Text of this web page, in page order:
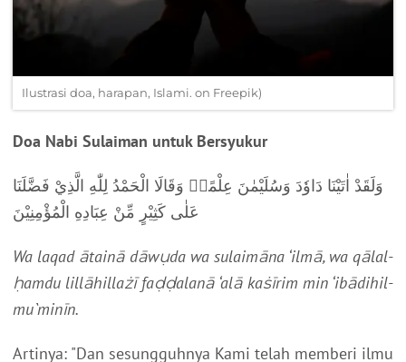
Ilustrasi doa, harapan, Islami. on Freepik)
Doa Nabi Sulaiman untuk Bersyukur
وَلَقَدْ اٰتَيْنَا دَاوٗدَ وَسُلَيْمٰنَ عِلْمًاۗ وَقَالَا الْحَمْدُ لِلّٰهِ الَّذِيْ فَضَّلَنَا
عَلٰى كَثِيْرٍ مِّنْ عِبَادِهِ الْمُؤْمِنِيْنَ
Wa laqad ātainā dāwụda wa sulaimāna ‘ilmā, wa qālal-
ḥamdu lillāhillażī faḍḍalanā ‘alā kaṡīrim min ‘ibādihil-
mu`minīn.
Artinya: "Dan sesungguhnya Kami telah memberi ilmu